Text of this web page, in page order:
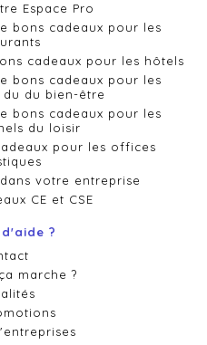
Espace Pro
bons cadeaux pour les
cadeaux pour les hôtels
bons cadeaux pour les
du bien-être
bons cadeaux pour les
du loisir
pour les offices
votre entreprise
CE et CSE
?
marche ?